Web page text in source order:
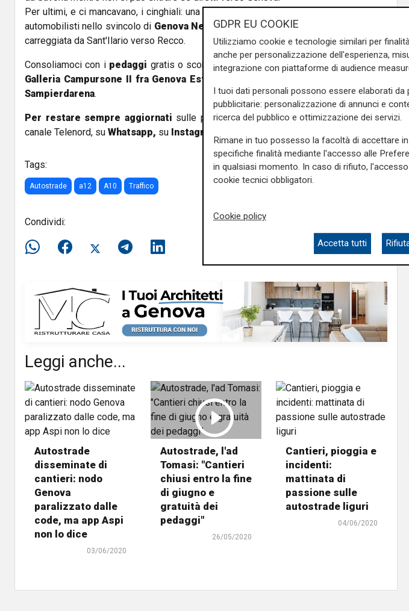
Per ultimi, e ci mancavano, i cinghiali: una famiglia con piccoli è stata avvistata da più
automobilisti nello svincolo di Genova Nervi, sulla A12dove permane lo scambio di
carreggiata da Sant'Ilario verso Recco.
Consoliamoci con i pedaggi gratis o scontati e la riapertura prima del previsto della
Galleria Campursone II fra Genova Est e Genova Oves. ossia fra Staglieno e
Sampierdarena.
Per restare sempre aggiornati sulle principali notizie sulla Liguria seguiteci sul
canale Telenord, su Whatsapp, su Instagram
Tags:
Autostrade a12 A10 Traffico
Condividi:
Leggi anche...
Autostrade
disseminate di
cantieri: nodo
Genova
paralizzato dalle
code, ma app Aspi
non lo dice
03/06/2020
Autostrade, l'ad
Tomasi: "Cantieri
chiusi entro la fine
di giugno e
gratuità dei
pedaggi"
26/05/2020
Cantieri, pioggia e
incidenti:
mattinata di
passione sulle
autostrade liguri
04/06/2020
GDPR EU COOKIE
Utilizziamo cookie e tecnologie similari per
anche per personalizzazione dell'esperienza,
integrazione con piattaforme di audience
I tuoi dati personali possono essere elaborati
pubblicitarie: personalizzazione di annunci e
ricerca del pubblico e ottimizzazione dei servizi.
Rimane in tuo possesso la facoltà di accettare
specifiche finalità mediante l'accesso alle
in qualsiasi momento. In caso di rifiuto,
cookie tecnici obbligatori.
Cookie policy
Accetta tutti